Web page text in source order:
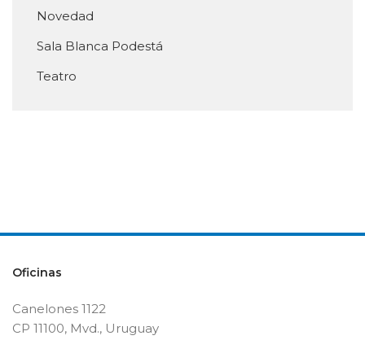
Novedad
Sala Blanca Podestá
Teatro
Oficinas
Canelones 1122
CP 11100, Mvd., Uruguay